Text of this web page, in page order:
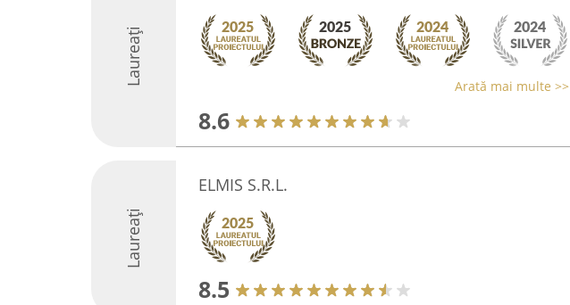
Laureați Arată mai multe >>
8.6
Laureați
ELMIS S.R.L.
8.5